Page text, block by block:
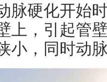
脉硬化开始
上，引起管
小，同时动